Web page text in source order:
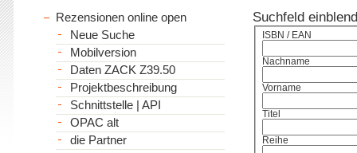
Suchfeld
ISBN / EAN
Nachname
Vorname
Titel
Reihe
Rezensionen online open
Neue Suche
Mobilversion
Daten ZACK Z39.50
Projektbeschreibung
Schnittstelle | API
OPAC alt
die Partner